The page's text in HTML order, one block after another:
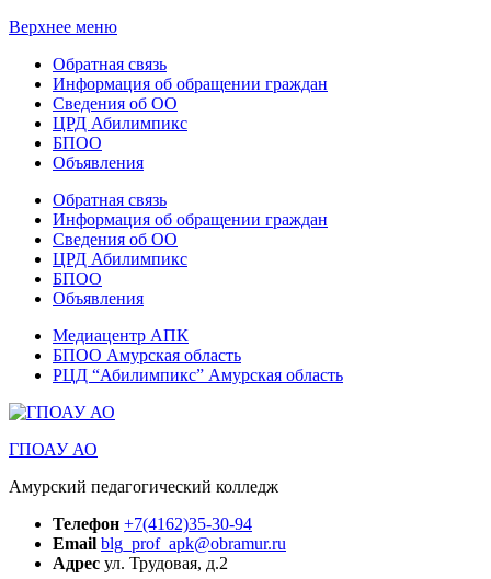
Верхнее меню
Обратная связь
Информация об обращении граждан
Сведения об ОО
ЦРД Абилимпикс
БПОО
Объявления
Обратная связь
Информация об обращении граждан
Сведения об ОО
ЦРД Абилимпикс
БПОО
Объявления
Медиацентр АПК
БПОО Амурская область
РЦД “Абилимпикс” Амурская область
ГПОАУ АО
Амурский педагогический колледж
Телефон +7(4162)35-30-94
Email blg_prof_apk@obramur.ru
Адрес ул. Трудовая, д.2